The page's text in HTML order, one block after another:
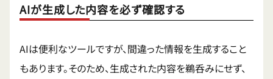
AIが生成した内容を必ず確認する
AIは便利なツールですが、間違った情報を生成すること
もあります。そのため、生成された内容を鵜呑みにせず、